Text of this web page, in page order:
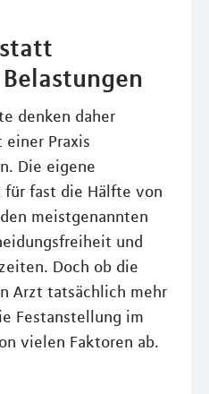
denken daher
einer Praxis
Die eigene
für fast die Hälfte von
meistgenannten
und
Doch ob die
Arzt tatsächlich mehr
Festanstellung im
vielen Faktoren ab.